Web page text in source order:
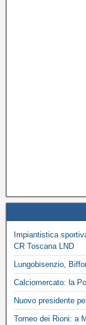
Impiantistica
CR Toscana LND
Lungobisenzio,
Calciomercato: la
Nuovo presidente
Torneo dei Rioni: a